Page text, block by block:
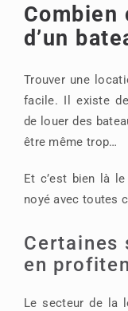
Combien
d’un
Trouver une
facile. Il existe
de louer des
être même trop…
Et c’est bien là
noyé avec toutes
Certaines
en
Le secteur de la